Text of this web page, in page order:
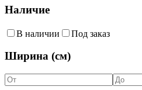
Наличие
В наличии Под заказ
Ширина (см)